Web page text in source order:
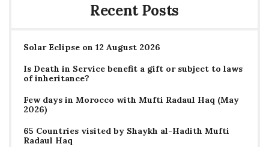
Recent Posts
Solar Eclipse on 12 August 2026
Is Death in Service benefit a gift or subject to laws
of inheritance?
Few days in Morocco with Mufti Radaul Haq (May
2026)
65 Countries visited by Shaykh al-Hadith Mufti
Radaul Haq